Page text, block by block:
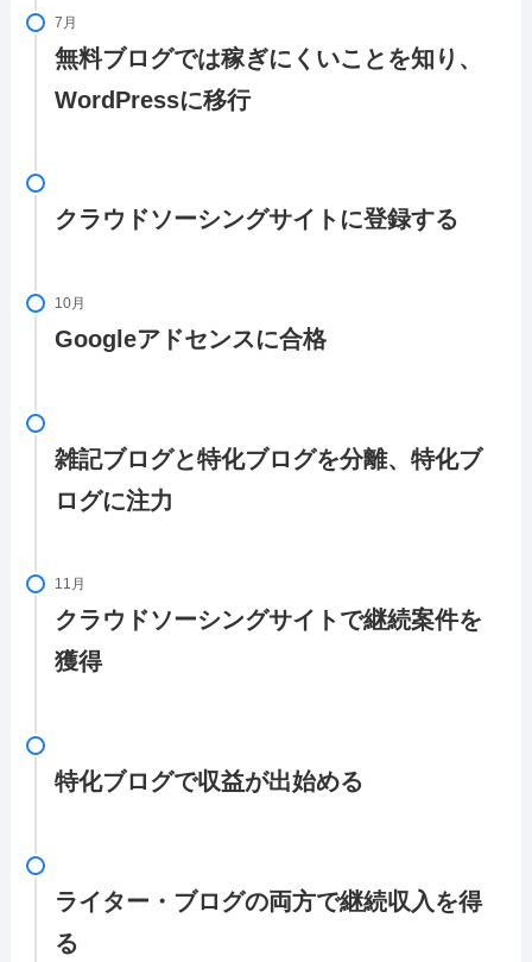
7月
無料ブログでは稼ぎにくいことを知り、
WordPressに移行
クラウドソーシングサイトに登録する
10月
Googleアドセンスに合格
雑記ブログと特化ブログを分離、特化ブ
ログに注力
11月
クラウドソーシングサイトで継続案件を
獲得
特化ブログで収益が出始める
ライター・ブログの両方で継続収入を得
る